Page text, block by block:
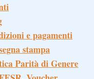
e pagamenti
stampa
Parità di Genere